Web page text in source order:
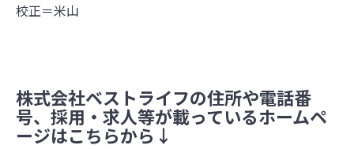
校正＝米山
株式会社ベストライフの住所や電話番
号、採用・求人等が載っているホームペ
ージはこちらから↓